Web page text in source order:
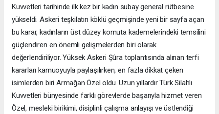
Kuvvetleri tarihinde ilk kez bir kadın subay general rütbesine
yükseldi. Askeri teşkilatın köklü geçmişinde yeni bir sayfa açan
bu karar, kadınların üst düzey komuta kademelerindeki temsilini
güçlendiren en önemli gelişmelerden biri olarak
değerlendiriliyor. Yüksek Askeri Şûra toplantısında alınan terfi
kararları kamuoyuyla paylaşılırken, en fazla dikkat çeken
isimlerden biri Armağan Özel oldu. Uzun yıllardır Türk Silahlı
Kuvvetleri bünyesinde farklı görevlerde başarıyla hizmet veren
Özel, mesleki birikimi, disiplinli çalışma anlayışı ve üstlendiği